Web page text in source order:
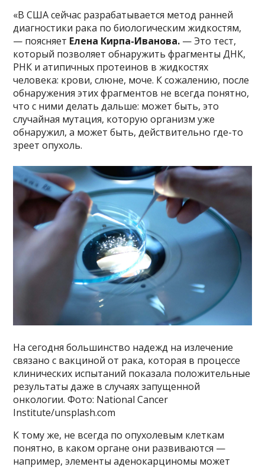
«В США сейчас разрабатывается метод ранней
диагностики рака по биологическим жидкостям,
— поясняет Елена Кирпа-Иванова. — Это тест,
который позволяет обнаружить фрагменты ДНК,
РНК и атипичных протеинов в жидкостях
человека: крови, слюне, моче. К сожалению, после
обнаружения этих фрагментов не всегда понятно,
что с ними делать дальше: может быть, это
случайная мутация, которую организм уже
обнаружил, а может быть, действительно где-то
зреет опухоль.
На сегодня большинство надежд на излечение
связано с вакциной от рака, которая в процессе
клинических испытаний показала положительные
результаты даже в случаях запущенной
онкологии. Фото: National Cancer
Institute/unsplash.com
К тому же, не всегда по опухолевым клеткам
понятно, в каком органе они развиваются —
например, элементы аденокарциномы может